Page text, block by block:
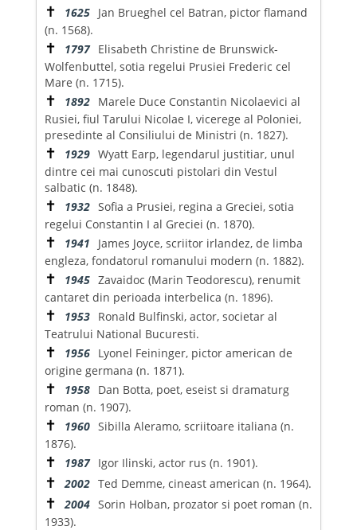
✝ 1625 Jan Brueghel cel Batran, pictor flamand
(n. 1568).
✝ 1797 Elisabeth Christine de Brunswick-
Wolfenbuttel, sotia regelui Prusiei Frederic cel
Mare (n. 1715).
✝ 1892 Marele Duce Constantin Nicolaevici al
Rusiei, fiul Tarului Nicolae I, vicerege al Poloniei,
presedinte al Consiliului de Ministri (n. 1827).
✝ 1929 Wyatt Earp, legendarul justitiar, unul
dintre cei mai cunoscuti pistolari din Vestul
salbatic (n. 1848).
✝ 1932 Sofia a Prusiei, regina a Greciei, sotia
regelui Constantin I al Greciei (n. 1870).
✝ 1941
James Joyce, scriitor irlandez, de limba
engleza, fondatorul romanului modern (n. 1882).
✝ 1945 Zavaidoc (Marin Teodorescu), renumit
cantaret din perioada interbelica (n. 1896).
✝ 1953 Ronald Bulfinski, actor, societar al
Teatrului National Bucuresti.
✝ 1956 Lyonel Feininger, pictor american de
origine germana (n. 1871).
✝ 1958 Dan Botta, poet, eseist si dramaturg
roman (n. 1907).
✝ 1960 Sibilla Aleramo, scriitoare italiana (n.
1876).
✝ 1987 Igor Ilinski, actor rus (n. 1901).
✝ 2002 Ted Demme, cineast american (n. 1964).
✝ 2004 Sorin Holban, prozator si poet roman (n.
1933).